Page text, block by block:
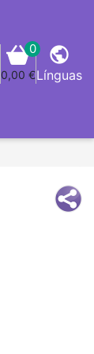
0
0,00 €
public
Línguas